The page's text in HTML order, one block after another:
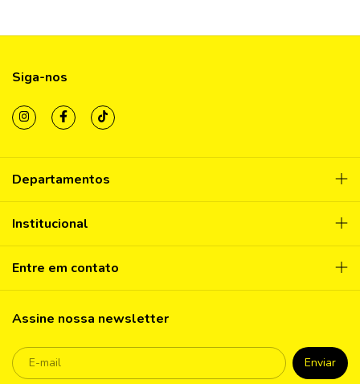
Siga-nos
Departamentos
Institucional
Entre em contato
Assine nossa newsletter